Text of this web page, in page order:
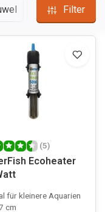
Sera Filter
(5)
Ecoheater
für kleinere Aquarien
cm